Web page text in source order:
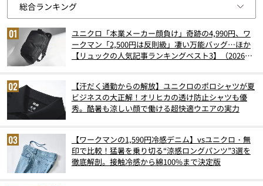
ユニクロ「本業メーカー顔負け」奇跡の4,990円、ワ
ークマン「2,500円は反則級」凄い万能バッグ…ほか
【リュックの人気記事ランキングベスト3】（2026年
【汗だく通勤からの解放】ユニクロのポロシャツが夏
ビジネスの大正解！オリヒカの透け防止シャツも優
秀。酷暑も涼しい顔で働ける超快適ウエアの実力
【ワークマンの1,590円冷感デニム】vsユニクロ・無
印で比較！猛暑を乗り切る“涼感ロングパンツ”3選を
徹底解剖。接触冷感から綿100%まで決定版